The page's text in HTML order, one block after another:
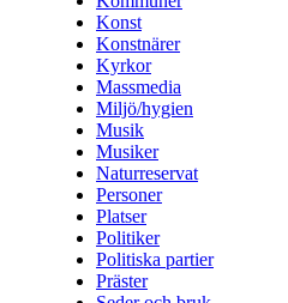
Konst
Konstnärer
Kyrkor
Massmedia
Miljö/hygien
Musik
Musiker
Naturreservat
Personer
Platser
Politiker
Politiska partier
Präster